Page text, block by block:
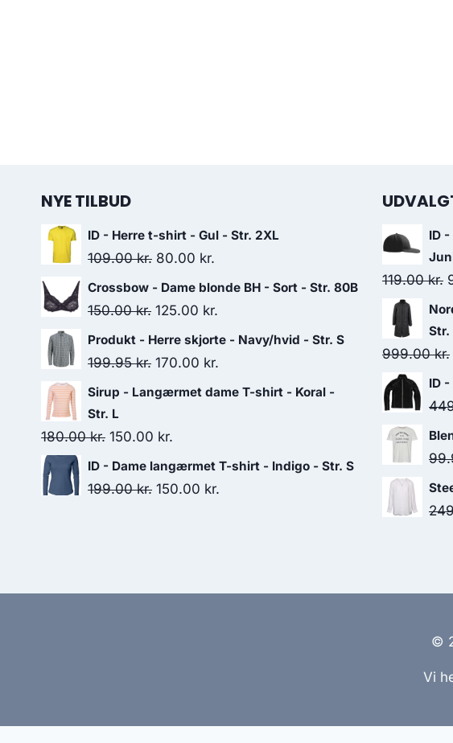
NYE TILBUD
ID - Herre t-shirt - Gul - Str. 2XL
109.00kr. Original
price
was:
80.00 kr.
price
is:
Crossbow - Dame blonde BH - Sort - Str. 80B
150.00kr. Original
price
was:
125.00 kr.
price
Produkt - Herre skjorte - Navy/hvid - Str. S
199.95kr. Original
price
199.95 kr..
170.00 kr.
price
Sirup - Langærmet dame T-shirt - Koral -
Str. L
180.00kr. Original
price
was:
150.00 kr.
price
is:
ID - Dame langærmet T-shirt - Indigo - Str. S
199.00kr. Original
150.00 kr.
ID
119.00kr.
Str.
999.00kr.
ID
©
Vi